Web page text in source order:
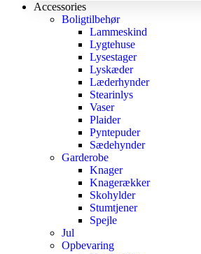
Accessories
Boligtilbehør
Lammeskind
Lygtehuse
Lysestager
Lyskæder
Læderhynder
Stearinlys
Vaser
Plaider
Pyntepuder
Sædehynder
Garderobe
Knager
Knagerækker
Skohylder
Stumtjener
Spejle
Jul
Opbevaring